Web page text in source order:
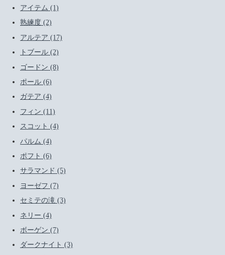
アイテム (1)
熟練度 (2)
アルテア (17)
トブール (2)
ゴードン (8)
ポール (6)
ガテア (4)
フィン (11)
スコット (4)
パルム (4)
ポフト (6)
サラマンド (5)
ヨーゼフ (7)
セミテの滝 (3)
ネリー (4)
ボーゲン (7)
ダークナイト (3)